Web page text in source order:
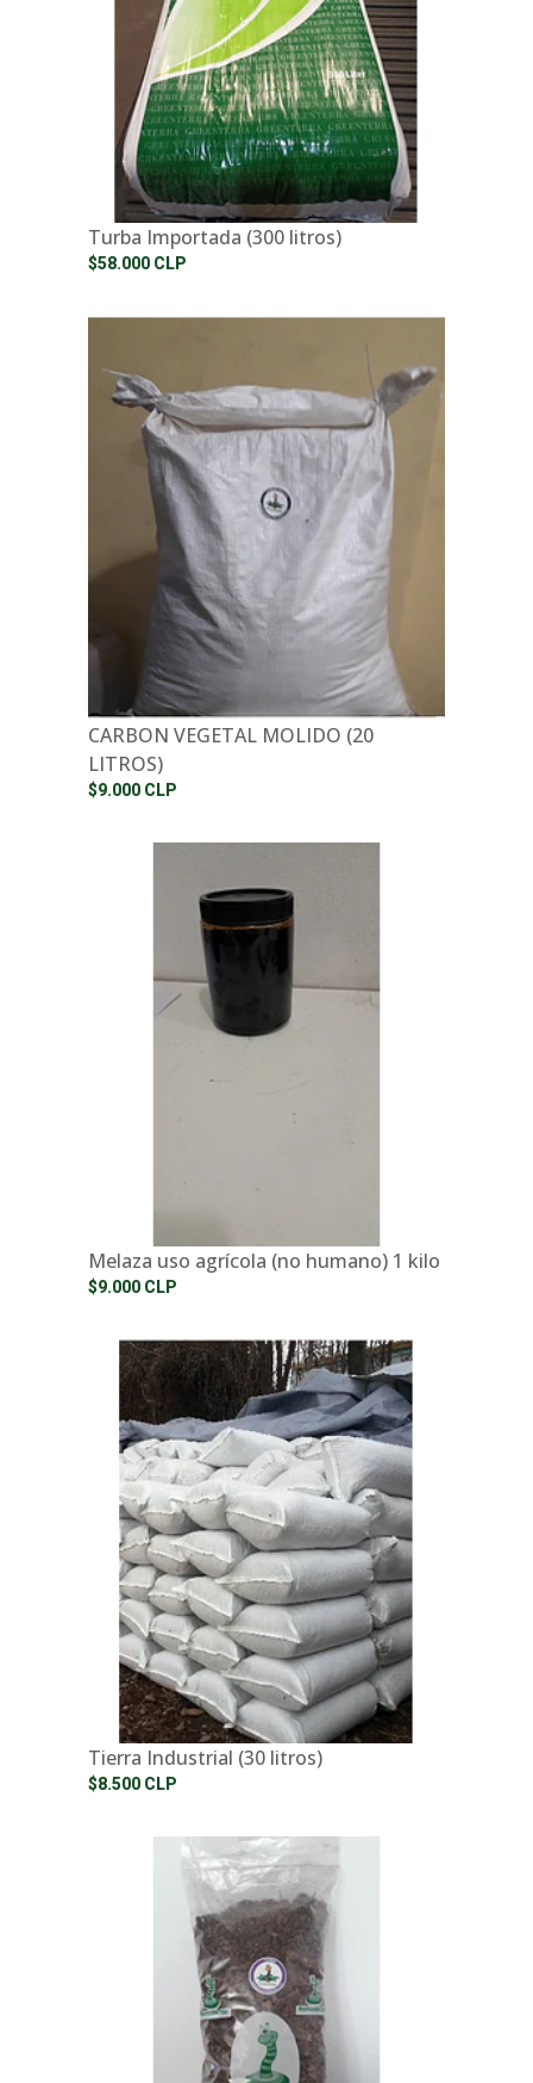
Turba Importada (300 litros)
$58.000 CLP
CARBON VEGETAL MOLIDO (20
LITROS)
$9.000 CLP
Melaza uso agrícola (no humano) 1 kilo
$9.000 CLP
Tierra Industrial (30 litros)
$8.500 CLP